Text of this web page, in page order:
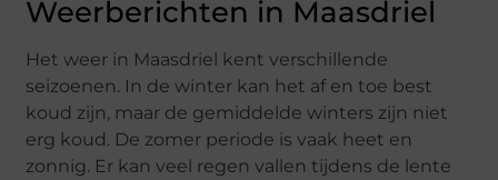
Weerberichten in Maasdriel
Het weer in Maasdriel kent verschillende
seizoenen. In de winter kan het af en toe best
koud zijn, maar de gemiddelde winters zijn niet
erg koud. De zomer periode is vaak heet en
zonnig. Er kan veel regen vallen tijdens de lente